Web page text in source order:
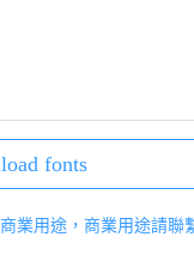
fonts
業用途，商業用途請聯